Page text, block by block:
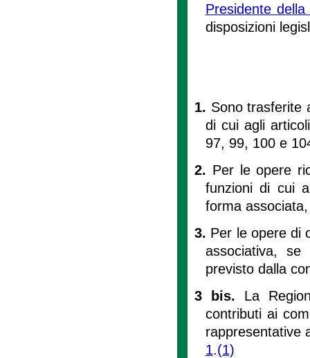
Presidente
disposizioni
1. Sono trasferite
di cui agli
97, 99, 100 e
2. Per le opere
funzioni di cui
forma
3. Per le opere di
associativa,
previsto dalla
3 bis. La
contributi ai
rappresentative
1.(1)